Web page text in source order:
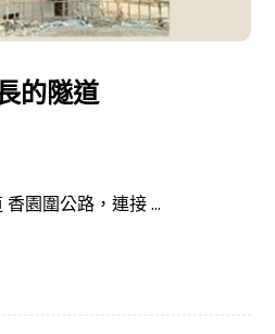
的隧道
園圍公路，連接 ...